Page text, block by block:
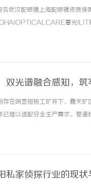
武汉配眼镜上海配眼镜资质
暮光ILIT
门店。以完整验光、正品镜
双光谱融合感知，
存在明显短板工矿井下、露天
已难以适配安全生产需求。巷
光摄像设备极易受光照、雾气
私家侦探行业的现状